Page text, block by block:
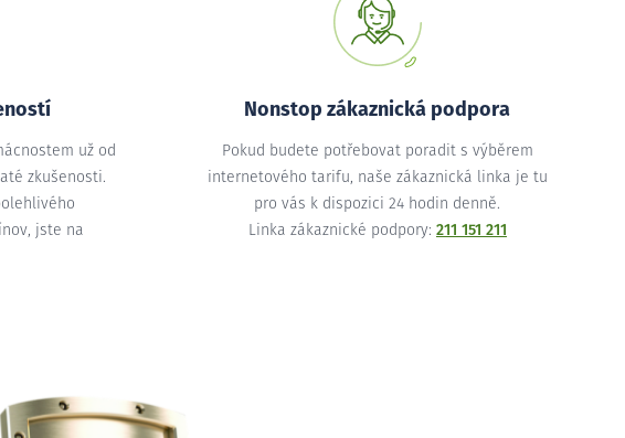
už od
zkušenosti.
jste na
Nonstop zákaznická podpora
Pokud budete potřebovat poradit s výběrem
internetového tarifu, naše zákaznická linka je tu
pro vás k dispozici 24 hodin denně.
Linka zákaznické podpory: 211 151 211